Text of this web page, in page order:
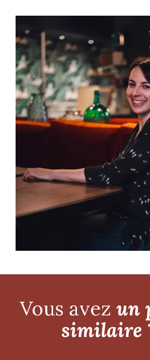
Vous avez un
similaire